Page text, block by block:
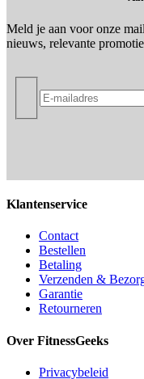
Meld je aan voor onze
nieuws, relevante
Klantenservice
Contact
Bestellen
Betaling
Verzenden &
Garantie
Retourneren
Over FitnessGeeks
Privacybeleid